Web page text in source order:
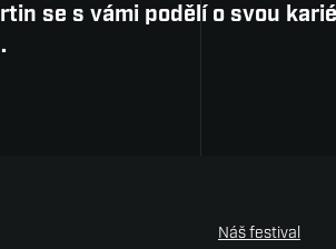
se s vámi podělí o svou
Náš festival